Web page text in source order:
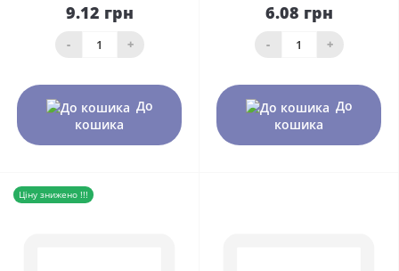
9.12 грн
- +
До
кошика
6.08 грн
- +
До
кошика
Ціну знижено !!!